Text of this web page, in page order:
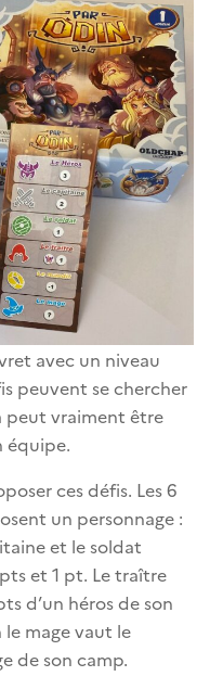
avec un niveau
peuvent se chercher
peut vraiment être
équipe.
ces défis. Les 6
un personnage :
et le soldat
et 1 pt. Le traître
d’un héros de son
mage vaut le
de son camp.